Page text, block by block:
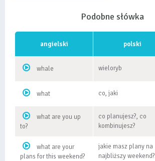
Podobne słówka
angielski polski
whale wieloryb
what co, jaki
what are you up
to?
co planujesz?, co
kombinujesz?
what are your
plans for this weekend?
jakie masz plany na
najbliższy weekend?